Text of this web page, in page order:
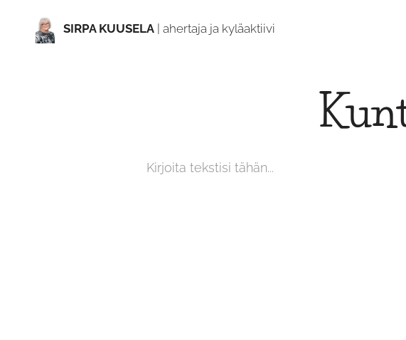
SIRPA KUUSELA | ahertaja ja kyläaktiivi
Kirjoita tekstisi tähän...